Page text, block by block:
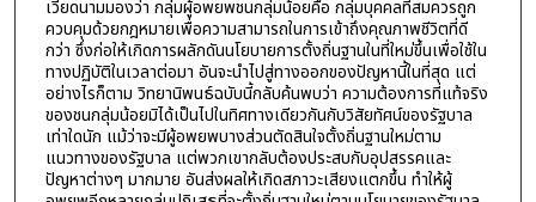
เวียดนามมองว่า กลุ่มผู้อพยพชนกลุ่มน้อยคือ กลุ่มบุคคลที่สมควรถูก
ควบคุมด้วยกฎหมายเพื่อความสามารถในการเข้าถึงคุณภาพชีวิตที่ดี
กว่า ซึ่งก่อให้เกิดการผลักดันนโยบายการตั้งถิ่นฐานในที่ใหม่ขึ้นเพื่อใช้ใน
ทางปฏิบัติในเวลาต่อมา อันจะนำไปสู่ทางออกของปัญหานี้ในที่สุด แต่
อย่างไรก็ตาม วิทยานิพนธ์ฉบับนี้กลับค้นพบว่า ความต้องการที่แท้จริง
ของชนกลุ่มน้อยมิได้เป็นไปในทิศทางเดียวกันกับวิสัยทัศน์ของรัฐบาล
เท่าใดนัก แม้ว่าจะมีผู้อพยพบางส่วนตัดสินใจตั้งถิ่นฐานใหม่ตาม
แนวทางของรัฐบาล แต่พวกเขากลับต้องประสบกับอุปสรรคและ
ปัญหาต่างๆ มากมาย อันส่งผลให้เกิดสภาวะเสียงแตกขึ้น ทำให้ผู้